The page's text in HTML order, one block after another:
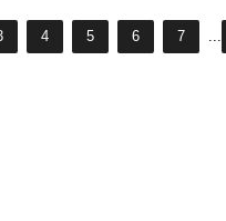
4 5 6 7 ...